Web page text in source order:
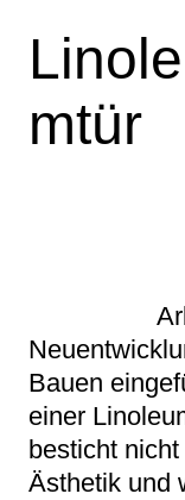
mtür
Bauen
einer
besticht
Ästhetik und